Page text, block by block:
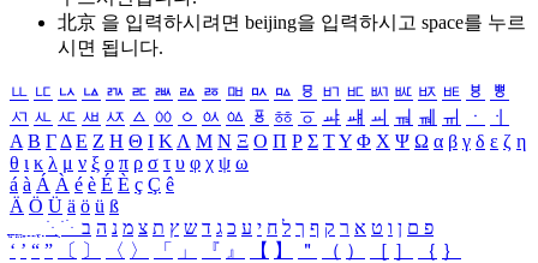
北京 을 입력하시려면 beijing을 입력하시고 space를 누르
시면 됩니다.
ㅥ ㅦ ㅧ ㅨ ㅩ ㅪ ㅫ ㅬ ㅭ ㅮ ㅯ ㅰ ㅱ ㅲ ㅳ ㅴ ㅵ ㅶ ㅷ ㅸ
ㅹ
ㅺ ㅻ ㅼ ㅽ ㅾ ㅿ ㆀ ㆁ ㆂ ㆃ ㆄ ㆅ ㆆ ㆇ ㆈ ㆉ ㆊ ㆋ ㆌ ㆍ
ㆎ
Α Β ΓΔ Ε Ζ Η Θ Ι ΚΛ Μ Ν Ξ Ο Π Ρ Σ ΤΥ Φ Χ Ψ Ω α β γ δ ε ζ η
θ ι κ λ μ ν ξ ο π ρ σ τ υ φ χ ψ ω
á à Á À é è É È ç Ç ê
Ä Ö Ü ä ö ü ß
ִֶֹ ֻּ ׁׂ פ ם ן ו ט א ר ק ף ך ל ח י ע כ ג ד ש ץ ת צ מ נ ה ב
‘ ’ “ ” 〔 〕 〈 〉 「 」 『 』 【 】 ＂ （ ） ［ ］ ｛ ｝